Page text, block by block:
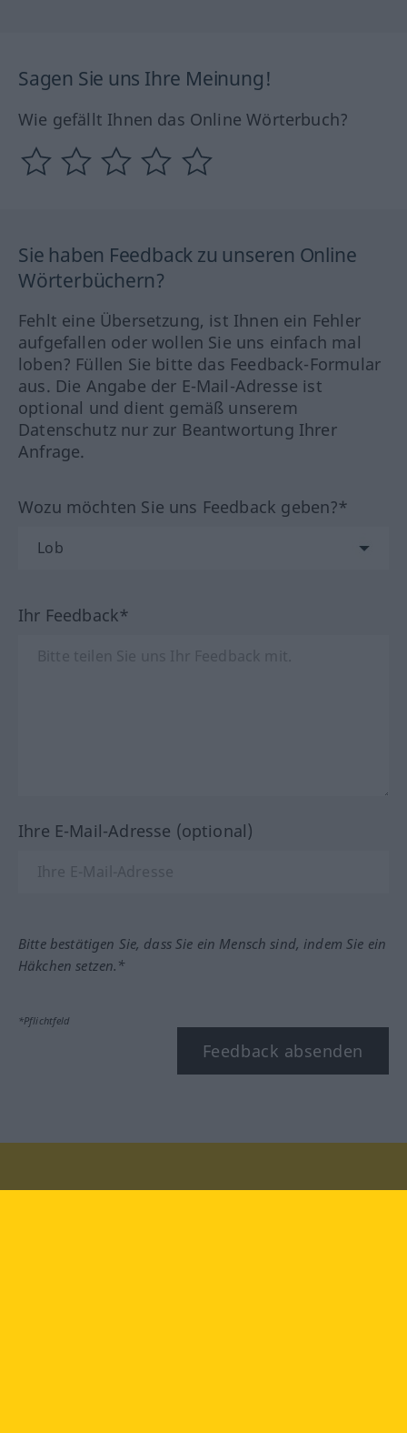
Sagen Sie uns Ihre Meinung!
Wie gefällt Ihnen das Online Wörterbuch?
Sie haben Feedback zu unseren Online
Wörterbüchern?
Fehlt eine Übersetzung, ist Ihnen ein Fehler
aufgefallen oder wollen Sie uns einfach mal
loben? Füllen Sie bitte das Feedback-Formular
aus. Die Angabe der E-Mail-Adresse ist
optional und dient gemäß unserem
Datenschutz nur zur Beantwortung Ihrer
Anfrage.
Wozu möchten Sie uns Feedback geben?*
Ihr Feedback*
Ihre E-Mail-Adresse (optional)
Bitte bestätigen Sie, dass Sie ein Mensch sind, indem Sie ein
Häkchen setzen.*
*Pflichtfeld
Feedback absenden